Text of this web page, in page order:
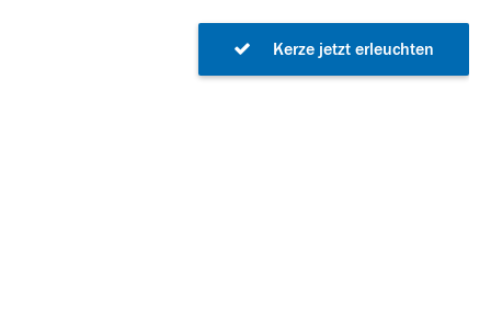
Kerze jetzt erleuchten